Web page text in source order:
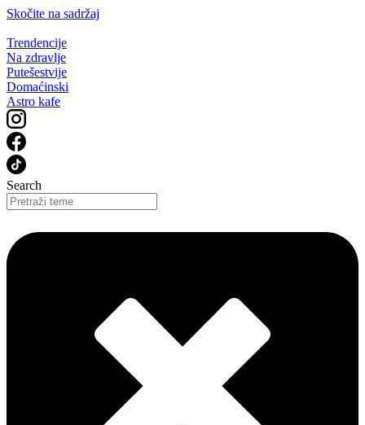
Skočite na sadržaj
Trendencije
Na zdravlje
Putešestvije
Domaćinski
Astro kafe
Search